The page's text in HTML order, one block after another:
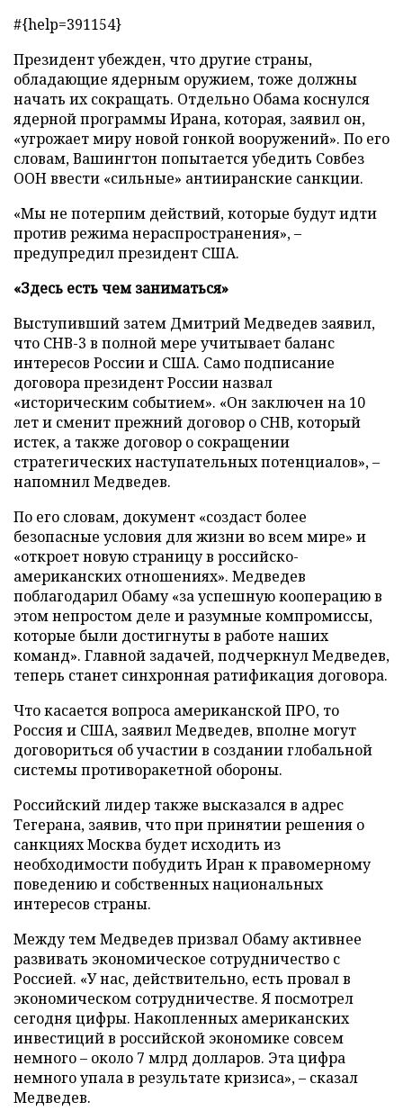
#{help=391154}
Президент убежден, что другие страны,
обладающие ядерным оружием, тоже должны
начать их сокращать. Отдельно Обама коснулся
ядерной программы Ирана, которая, заявил он,
«угрожает миру новой гонкой вооружений». По его
словам, Вашингтон попытается убедить Совбез
ООН ввести «сильные» антииранские санкции.
«Мы не потерпим действий, которые будут идти
против режима нераспространения», –
предупредил президент США.
«Здесь есть чем заниматься»
Выступивший затем Дмитрий Медведев заявил,
что СНВ-3 в полной мере учитывает баланс
интересов России и США. Само подписание
договора президент России назвал
«историческим событием». «Он заключен на 10
лет и сменит прежний договор о СНВ, который
истек, а также договор о сокращении
стратегических наступательных потенциалов», –
напомнил Медведев.
По его словам, документ «создаст более
безопасные условия для жизни во всем мире» и
«откроет новую страницу в российско-
американских отношениях». Медведев
поблагодарил Обаму «за успешную кооперацию в
этом непростом деле и разумные компромиссы,
которые были достигнуты в работе наших
команд». Главной задачей, подчеркнул Медведев,
теперь станет синхронная ратификация договора.
Что касается вопроса американской ПРО, то
Россия и США, заявил Медведев, вполне могут
договориться об участии в создании глобальной
системы противоракетной обороны.
Российский лидер также высказался в адрес
Тегерана, заявив, что при принятии решения о
санкциях Москва будет исходить из
необходимости побудить Иран к правомерному
поведению и собственных национальных
интересов страны.
Между тем Медведев призвал Обаму активнее
развивать экономическое сотрудничество с
Россией. «У нас, действительно, есть провал в
экономическом сотрудничестве. Я посмотрел
сегодня цифры. Накопленных американских
инвестиций в российской экономике совсем
немного – около 7 млрд долларов. Эта цифра
немного упала в результате кризиса», – сказал
Медведев.